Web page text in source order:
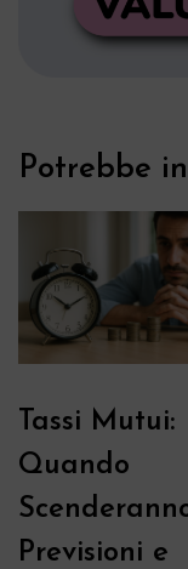
Potrebbe
Tassi Mutui:
Quando
Previsioni e